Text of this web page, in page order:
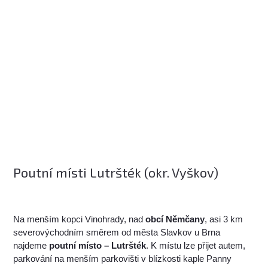
Poutní místi Lutršték (okr. Vyškov)
Na menším kopci Vinohrady, nadobcí Němčany, asi 3 km
severovýchodním směrem od města Slavkov u Brna
najdeme poutní místo – Lutršték. K místu lze přijet autem,
parkování na menším parkovišti v blízkosti kaple Panny